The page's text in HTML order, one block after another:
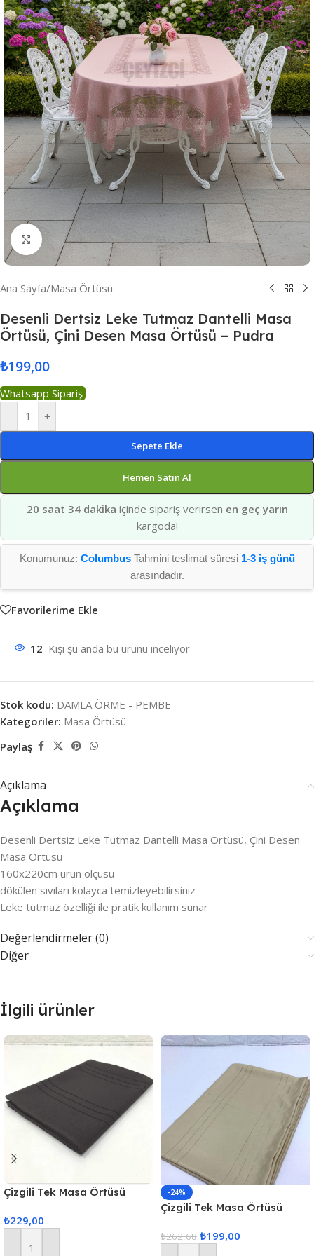
Resmi Büyüt
Ana Sayfa/Masa Örtüsü
Desenli Dertsiz Leke Tutmaz Dantelli Masa
Örtüsü, Çini Desen Masa Örtüsü – Pudra
₺199,00
Whatsapp Sipariş
-
+
Sepete Ekle
Hemen Satın Al
20 saat 34 dakika içinde sipariş verirsen en geç yarın
kargoda!
Konumunuz: ColumbusTahmini teslimat süresi 1-3 iş günü
arasındadır.
Favorilerime Ekle
12 Kişi şu anda bu ürünü inceliyor
Stok kodu: DAMLA ÖRME - PEMBE
Kategoriler: Masa Örtüsü
Paylaş
Açıklama
Açıklama
Desenli Dertsiz Leke Tutmaz Dantelli Masa Örtüsü, Çini Desen
Masa Örtüsü
160x220cm ürün ölçüsü
dökülen sıvıları kolayca temizleyebilirsiniz
Leke tutmaz özelliği ile pratik kullanım sunar
Değerlendirmeler (0)
Diğer
İlgili ürünler
Çizgili Tek Masa Örtüsü
₺229,00
-24%
Çizgili Tek Masa Örtüsü
₺262,68 ₺199,00